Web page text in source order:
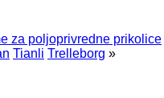
za poljoprivredne prikolice
Tianli Trelleborg »